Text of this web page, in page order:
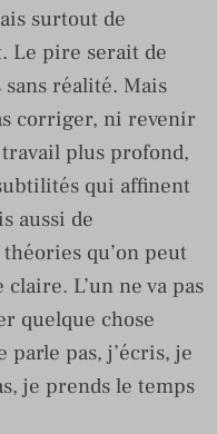
surtout de
Le pire serait de
réalité. Mais
corriger, ni revenir
plus profond,
qui affinent
aussi de
qu’on peut
L’un ne va pas
quelque chose
parle pas, j’écris, je
je prends le temps